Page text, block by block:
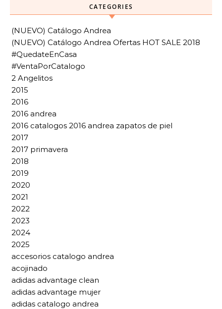
CATEGORIES
(NUEVO) Catálogo Andrea
(NUEVO) Catálogo Andrea Ofertas HOT SALE 2018
#QuedateEnCasa
#VentaPorCatalogo
2 Angelitos
2015
2016
2016 andrea
2016 catalogos 2016 andrea zapatos de piel
2017
2017 primavera
2018
2019
2020
2021
2022
2023
2024
2025
accesorios catalogo andrea
acojinado
adidas advantage clean
adidas advantage mujer
adidas catalogo andrea